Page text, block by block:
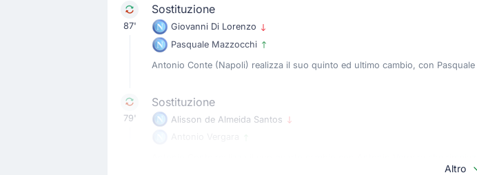
87'
Sostituzione
Giovanni Di Lorenzo
Pasquale Mazzocchi
Antonio Conte (Napoli) realizza il suo quinto ed ultimo cambio, con
79'
Sostituzione
Alisson de Almeida Santos
Altro